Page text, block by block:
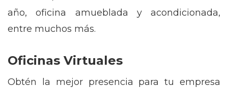
año, oficina amueblada y acondicionada,
entre muchos más.
Oficinas Virtuales
Obtén la mejor presencia para tu empresa